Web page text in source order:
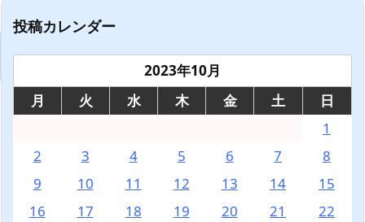
投稿カレンダー
2023年10月
月
火 水 木 金 土
日
1
2
3 4 5 6 7
8
9
10 11 12 13 14
15
16
17 18 19 20 21
22